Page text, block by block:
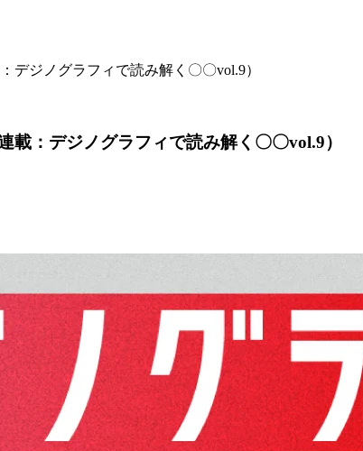
デジノグラフィで読み解く〇〇vol.9）
：デジノグラフィで読み解く〇〇vol.9）